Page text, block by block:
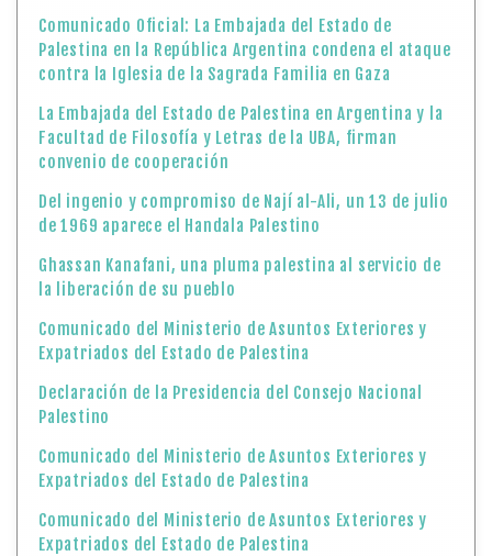
Comunicado Oficial: La Embajada del Estado de
Palestina en la República Argentina condena el ataque
contra la Iglesia de la Sagrada Familia en Gaza
La Embajada del Estado de Palestina en Argentina y la
Facultad de Filosofía y Letras de la UBA, firman
convenio de cooperación
Del ingenio y compromiso de Nají al-Ali, un 13 de julio
de 1969 aparece el Handala Palestino
Ghassan Kanafani, una pluma palestina al servicio de
la liberación de su pueblo
Comunicado del Ministerio de Asuntos Exteriores y
Expatriados del Estado de Palestina
Declaración de la Presidencia del Consejo Nacional
Palestino
Comunicado del Ministerio de Asuntos Exteriores y
Expatriados del Estado de Palestina
Comunicado del Ministerio de Asuntos Exteriores y
Expatriados del Estado de Palestina